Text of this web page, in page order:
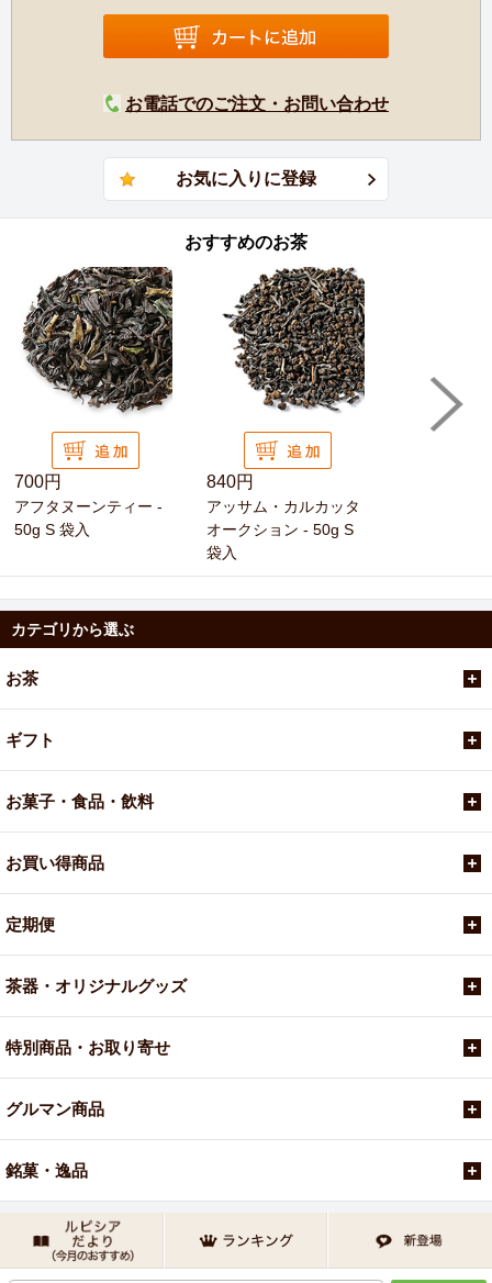
お電話でのご注文・お問い合わせ
おすすめのお茶
700円
アフタヌーンティー -
50g S 袋入
840円
アッサム・カルカッタ
オークション - 50g S
袋入
カテゴリから選ぶ
お茶
ギフト
お菓子・食品・飲料
お買い得商品
定期便
茶器・オリジナルグッズ
特別商品・お取り寄せ
グルマン商品
銘菓・逸品